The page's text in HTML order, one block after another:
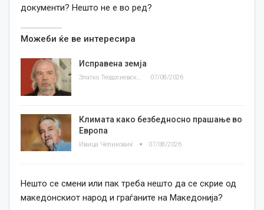
документи? Нешто не е во ред?
Можеби ќе ве интересира
Исправена земја
Златко Теодосиевски 07/08/2026
Климата како безбедносно прашање во
Европа
Ивица Челиковиќ 07/08/2026
Нешто се смени или пак треба нешто да се скрие од
македонскиот народ и граѓаните на Македонија?